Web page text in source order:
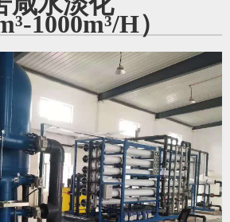
1000m³/H）